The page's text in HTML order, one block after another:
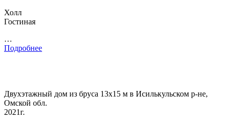
Холл
Гостиная
…
Подробнее
Двухэтажный дом из бруса 13х15 м в Исилькульском р-не,
Омской обл.
2021г.